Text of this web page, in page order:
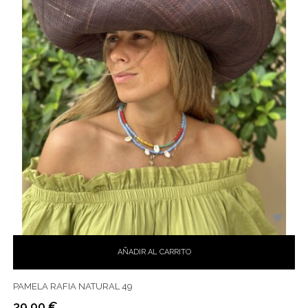
AÑADIR AL CARRITO

PAMELA RAFIA NATURAL 49